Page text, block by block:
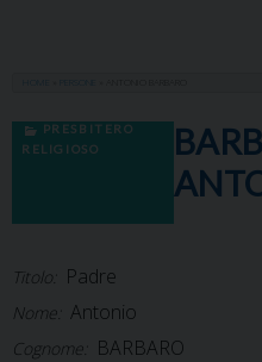
PRESBITERO
RELIGIOSO
Titolo: Padre
Nome: Antonio
Cognome: BARBARO